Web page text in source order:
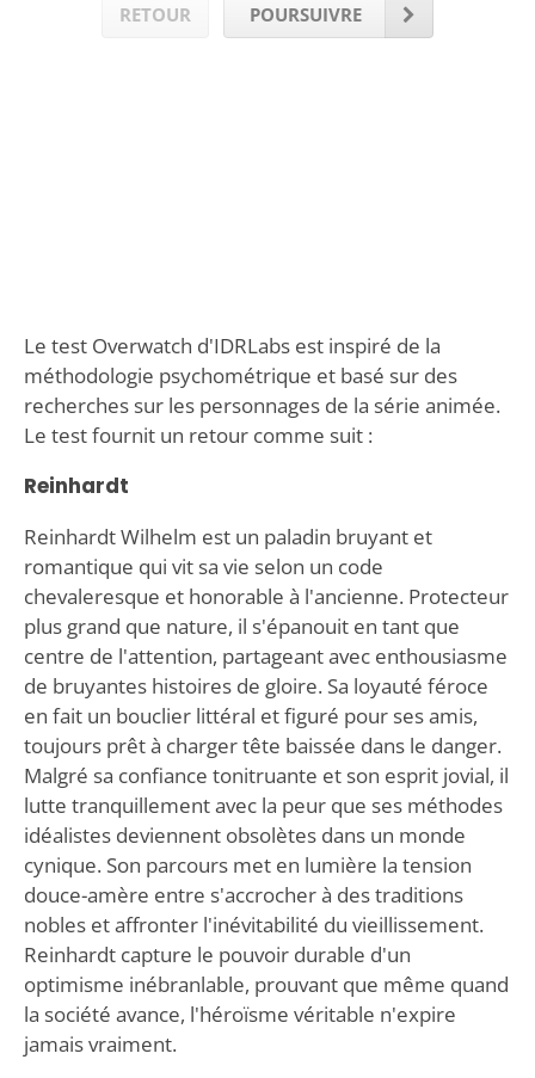
RETOUR POURSUIVRE
Le test Overwatch d'IDRLabs est inspiré de la
méthodologie psychométrique et basé sur des
recherches sur les personnages de la série animée.
Le test fournit un retour comme suit :
Reinhardt
Reinhardt Wilhelm est un paladin bruyant et
romantique qui vit sa vie selon un code
chevaleresque et honorable à l'ancienne. Protecteur
plus grand que nature, il s'épanouit en tant que
centre de l'attention, partageant avec enthousiasme
de bruyantes histoires de gloire. Sa loyauté féroce
en fait un bouclier littéral et figuré pour ses amis,
toujours prêt à charger tête baissée dans le danger.
Malgré sa confiance tonitruante et son esprit jovial, il
lutte tranquillement avec la peur que ses méthodes
idéalistes deviennent obsolètes dans un monde
cynique. Son parcours met en lumière la tension
douce-amère entre s'accrocher à des traditions
nobles et affronter l'inévitabilité du vieillissement.
Reinhardt capture le pouvoir durable d'un
optimisme inébranlable, prouvant que même quand
la société avance, l'héroïsme véritable n'expire
jamais vraiment.